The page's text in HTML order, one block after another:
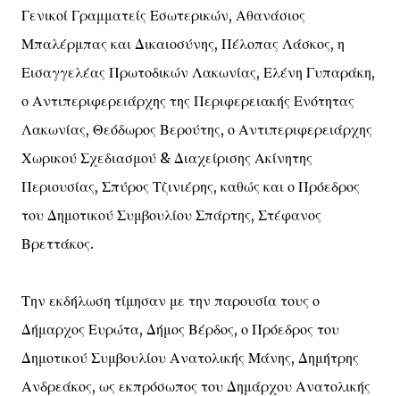
Γενικοί Γραμματείς Εσωτερικών, Αθανάσιος
Μπαλέρμπας και Δικαιοσύνης, Πέλοπας Λάσκος, η
Εισαγγελέας Πρωτοδικών Λακωνίας, Ελένη Γυπαράκη,
ο Αντιπεριφερειάρχης της Περιφερειακής Ενότητας
Λακωνίας, Θεόδωρος Βερούτης, ο Αντιπεριφερειάρχης
Χωρικού Σχεδιασμού & Διαχείρισης Ακίνητης
Περιουσίας, Σπύρος Τζινιέρης, καθώς και ο Πρόεδρος
του Δημοτικού Συμβουλίου Σπάρτης, Στέφανος
Βρεττάκος.
Την εκδήλωση τίμησαν με την παρουσία τους ο
Δήμαρχος Ευρώτα, Δήμος Βέρδος, ο Πρόεδρος του
Δημοτικού Συμβουλίου Ανατολικής Μάνης, Δημήτρης
Ανδρεάκος, ως εκπρόσωπος του Δημάρχου Ανατολικής